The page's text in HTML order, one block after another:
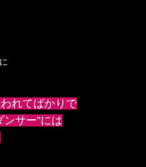
れてばかりで
サー”には